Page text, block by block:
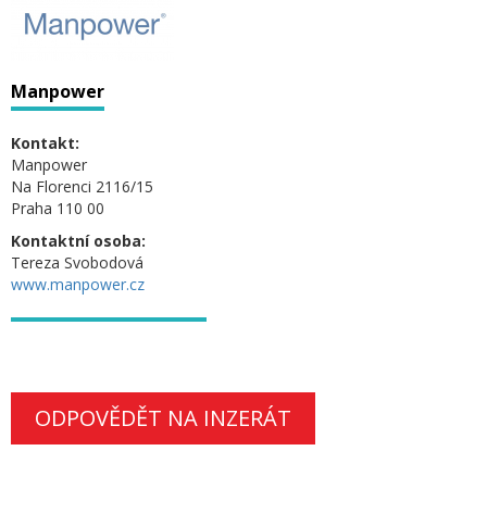
Manpower
Kontakt:
Manpower
Na Florenci 2116/15
Praha 110 00
Kontaktní osoba:
Tereza Svobodová
www.manpower.cz
ODPOVĚDĚT NA INZERÁT